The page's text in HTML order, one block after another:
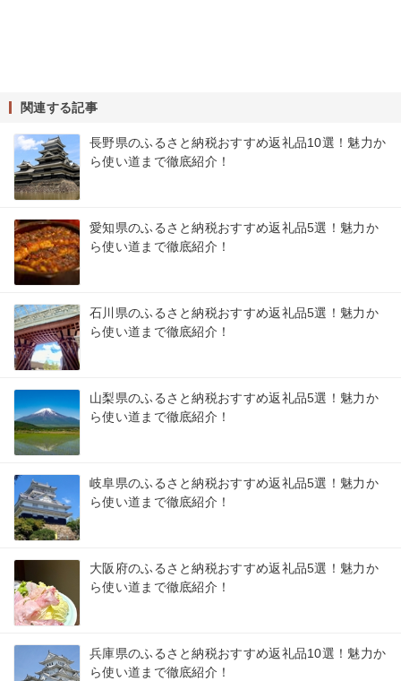
関連する記事
長野県のふるさと納税おすすめ返礼品10選！魅力か
ら使い道まで徹底紹介！
愛知県のふるさと納税おすすめ返礼品5選！魅力か
ら使い道まで徹底紹介！
石川県のふるさと納税おすすめ返礼品5選！魅力か
ら使い道まで徹底紹介！
山梨県のふるさと納税おすすめ返礼品5選！魅力か
ら使い道まで徹底紹介！
岐阜県のふるさと納税おすすめ返礼品5選！魅力か
ら使い道まで徹底紹介！
大阪府のふるさと納税おすすめ返礼品5選！魅力か
ら使い道まで徹底紹介！
兵庫県のふるさと納税おすすめ返礼品10選！魅力か
ら使い道まで徹底紹介！